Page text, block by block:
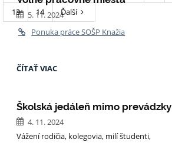
5. 11. 2024
Ponuka práce SOŠP Knažia
VOĽNÉ
ČÍTAŤ VIAC
Školská jedáleň mimo prevádzky
4. 11. 2024
Vážení rodičia, kolegovia, milí študenti,
13
14 Ďalší